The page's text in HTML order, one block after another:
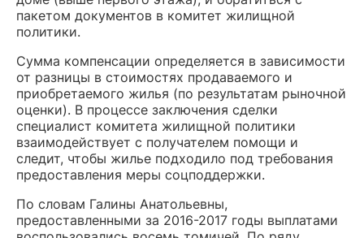
пакетом документов в комитет жилищной
политики.
Сумма компенсации определяется в зависимости
от разницы в стоимостях продаваемого и
приобретаемого жилья (по результатам рыночной
оценки). В процессе заключения сделки
специалист комитета жилищной политики
взаимодействует с получателем помощи и
следит, чтобы жилье подходило под требования
предоставления меры соцподдержки.
По словам Галины Анатольевны,
предоставленными за 2016-2017 годы выплатами